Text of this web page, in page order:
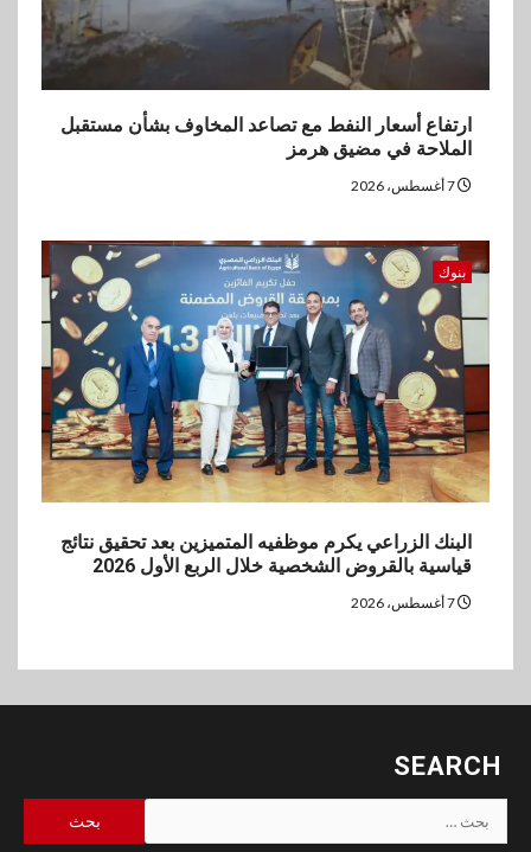
ارتفاع أسعار النفط مع تصاعد المخاوف بشأن مستقبل
الملاحة في مضيق هرمز
بنوك
البنك الزراعي يكرم موظفيه المتميزين بعد تحقيق نتائج
قياسية بالقروض الشخصية خلال الربع الأول 2026
SEARCH
البحث
عن: